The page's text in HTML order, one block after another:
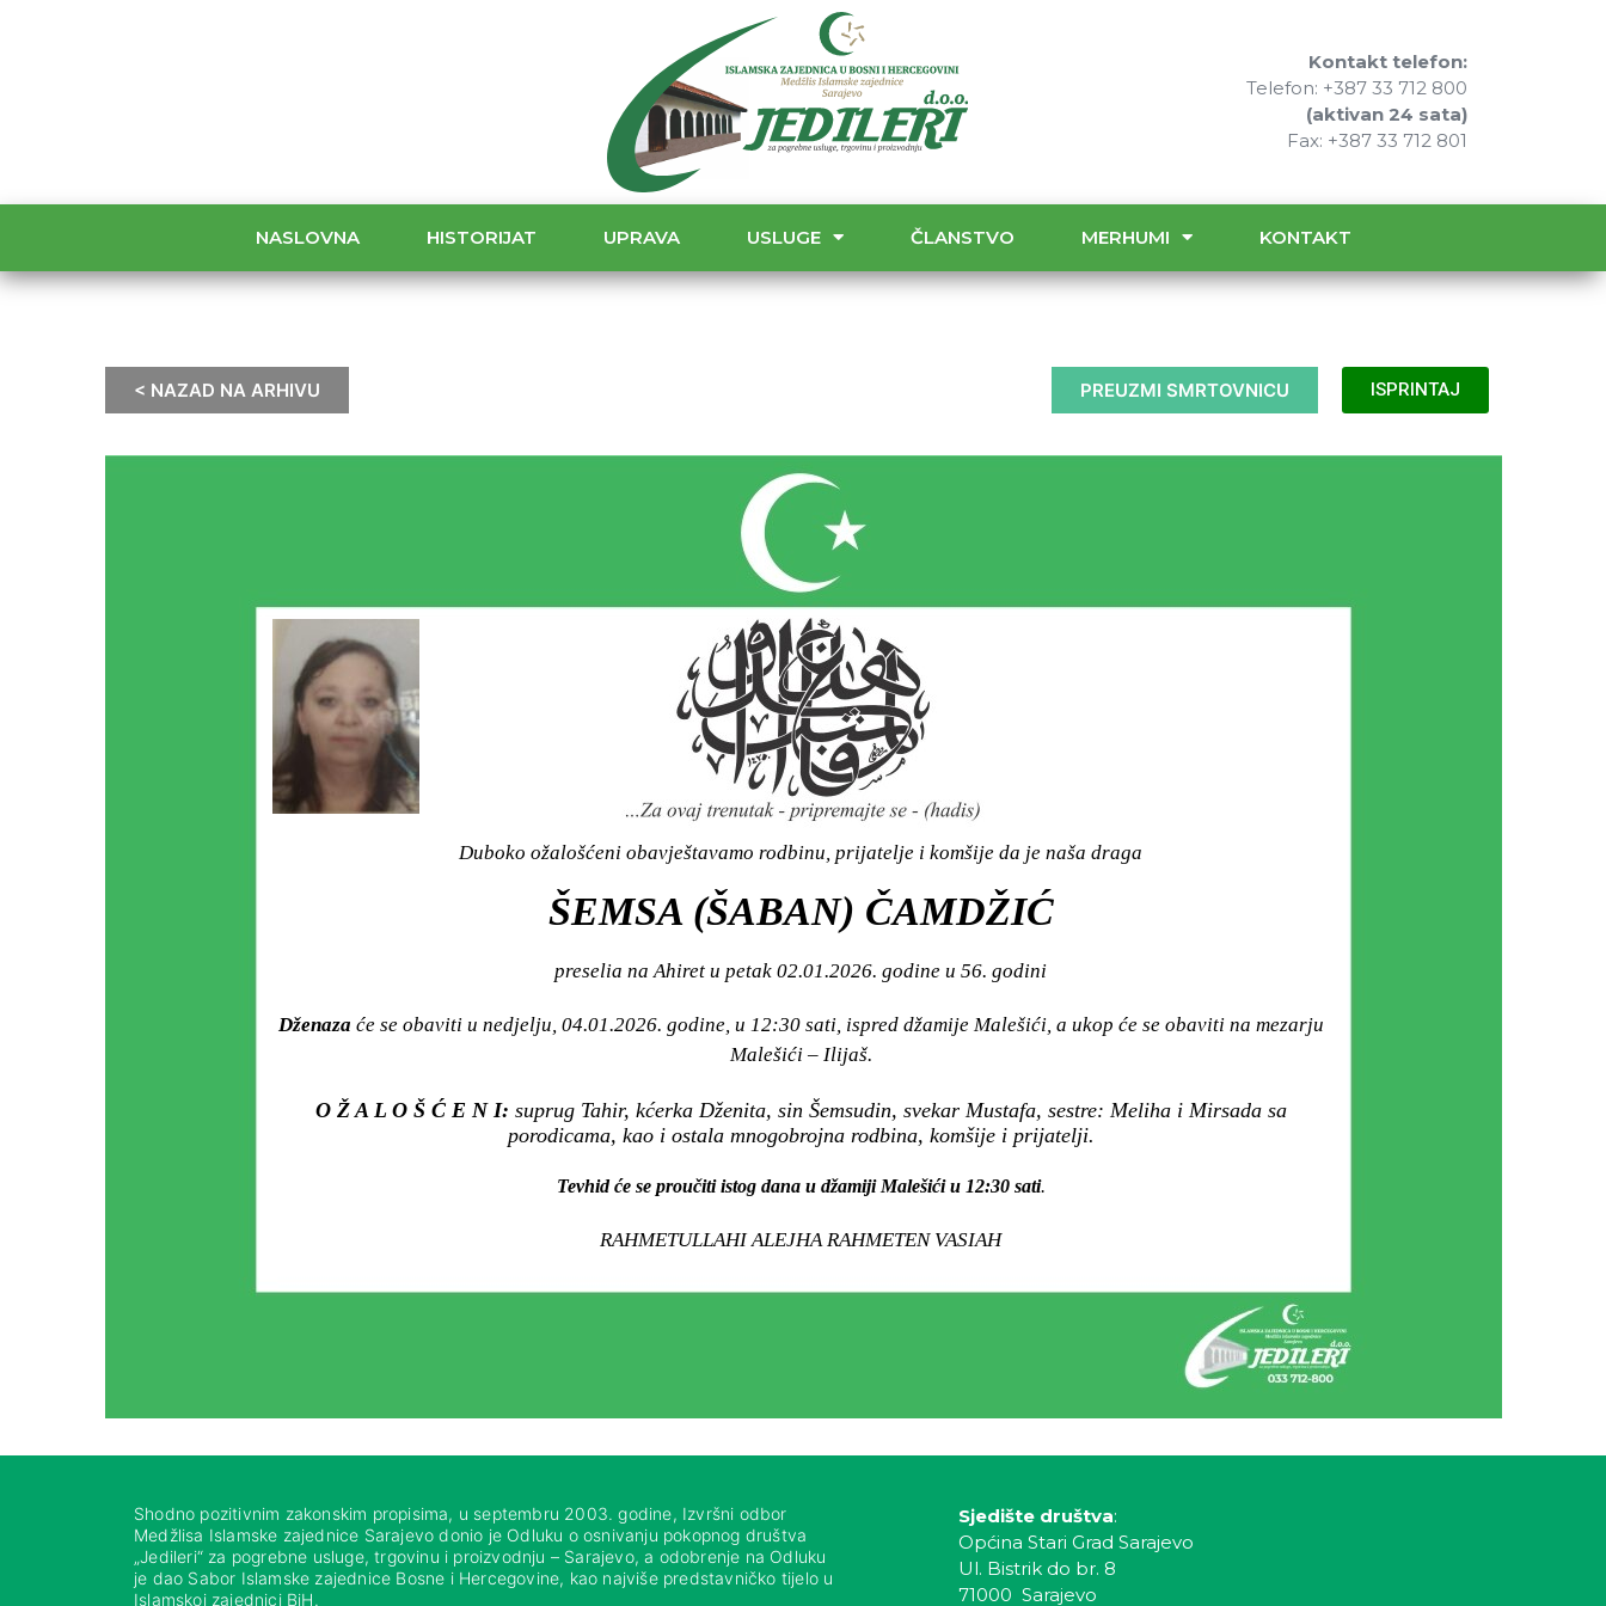
Kontakt telefon:
Telefon: +387 33 712 800
(aktivan 24 sata)
Fax: +387 33 712 801
NASLOVNA HISTORIJAT UPRAVA USLUGE ČLANSTVO MERHUMI KONTAKT
< NAZAD NA ARHIVU PREUZMI SMRTOVNICU ISPRINTAJ
Duboko ožalošćeni obavještavamo rodbinu, prijatelje i komšije da je naša draga
ŠEMSA (ŠABAN) ČAMDŽIĆ
preselia na Ahiret u petak 02.01.2026. godine u 56. godini
Dženaza će se obaviti u nedjelju, 04.01.2026. godine, u 12:30 sati, ispred džamije Malešići, a ukop će se obaviti na mezarju
Malešići – Ilijaš.
O Ž A L O Š Ć E N I: suprug Tahir, kćerka Dženita, sin Šemsudin, svekar Mustafa, sestre: Meliha i Mirsada sa
porodicama, kao i ostala mnogobrojna rodbina, komšije i prijatelji.
Tevhid će se proučiti istog dana u džamiji Malešići u 12:30 sati.
RAHMETULLAHI ALEJHA RAHMETEN VASIAH
Shodno pozitivnim zakonskim propisima, u septembru 2003. godine, Izvršni odbor
Medžlisa Islamske zajednice Sarajevo donio je Odluku o osnivanju pokopnog društva
„Jedileri“ za pogrebne usluge, trgovinu i proizvodnju – Sarajevo, a odobrenje na Odluku
je dao Sabor Islamske zajednice Bosne i Hercegovine, kao najviše predstavničko tijelo u
Islamskoj zajednici BiH.
Sjedište društva:
Općina Stari Grad Sarajevo
Ul. Bistrik do br. 8
71000 Sarajevo